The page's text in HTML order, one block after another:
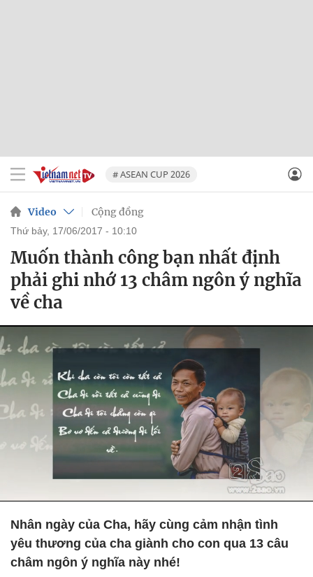
# ASEAN CUP 2026
Video Cộng đồng
thứ bảy, 17/06/2017 - 10:10
Muốn thành công bạn nhất định
phải ghi nhớ 13 châm ngôn ý nghĩa
về cha
Nhân ngày của Cha, hãy cùng cảm nhận tình
yêu thương của cha giành cho con qua 13 câu
châm ngôn ý nghĩa này nhé!